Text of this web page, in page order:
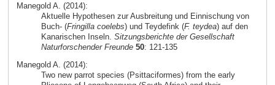
Manegold A. (2014):
Aktuelle Hypothesen zur Ausbreitung und Einnischung von
Buch- (Fringilla coelebs) und Teydefink (F. teydea) auf den
Kanarischen Inseln. Sitzungsberichte der Gesellschaft
Naturforschender Freunde 50: 121-135
Manegold A. (2014):
Two new parrot species (Psittaciformes) from the early